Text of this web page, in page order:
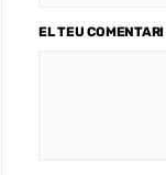
EL TEU COMENTARI